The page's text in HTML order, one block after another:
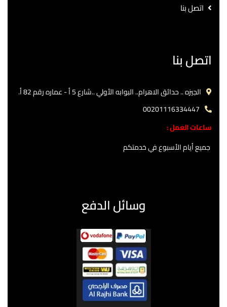
اتصل بنا
اتصل بنا
الجيزه .. حدائق الاهرام.. البوابه الأولي ..شارع 5 أ - عماره رقم 82 أ.
00201116334447
ساعات العمل :
جميع أيام الأسبوع في خدمتكم
وسائل الدفع